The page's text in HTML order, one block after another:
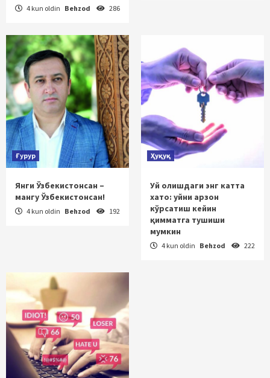
4 kun oldin Behzod 286
Ғурур
Янги Ўзбекистонсан –
мангу Ўзбекистонсан!
4 kun oldin Behzod 192
Ҳуқуқ
Уй олишдаги энг катта
хато: уйни арзон
кўрсатиш кейин
қимматга тушиши
мумкин
4 kun oldin Behzod 222